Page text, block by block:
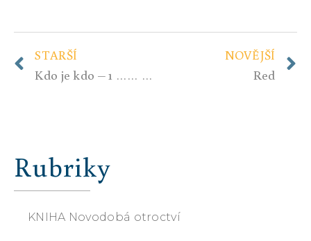
STARŠÍ
Kdo je kdo – 1 …… „Marast 28“ …. uděláme si pořádek v informacích?
NOVĚJŠÍ
Red
Rubriky
KNIHA Novodobá otroctví